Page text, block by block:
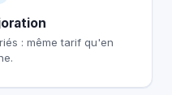
: même tarif qu'en